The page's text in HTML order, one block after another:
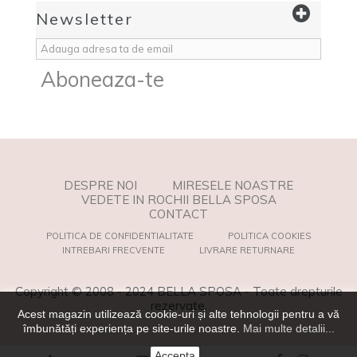
Newsletter
Aboneaza-te
Acest magazin utilizează cookie-uri și alte tehnologii pentru a vă
îmbunătăți experiența pe site-urile noastre. Mai multe detalii...
DESPRE NOI
MIRESELE NOASTRE
VEDETE IN ROCHII BELLA SPOSA
CONTACT
POLITICA DE CONFIDENTIALITATE
POLITICA COOKIES
INTREBARI FRECVENTE
LIVRARE RETURNARE
Copyright © 2008 - 2024 BELLA SPOSA - Toate drepturile
rezervate.